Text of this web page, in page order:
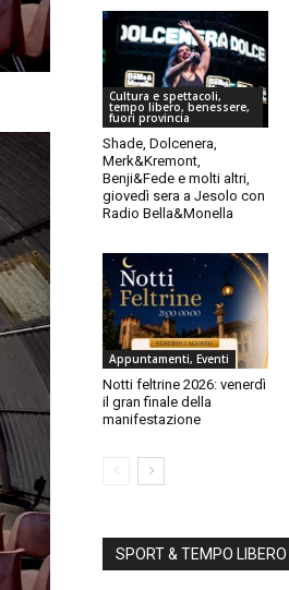
Cultura e spettacoli,
tempo libero, benessere,
fuori provincia
Shade, Dolcenera,
Merk&Kremont,
Benji&Fede e molti altri,
giovedì sera a Jesolo con
Radio Bella&Monella
Appuntamenti, Eventi
Notti feltrine 2026: venerdì
il gran finale della
manifestazione
SPORT & TEMPO LIBERO